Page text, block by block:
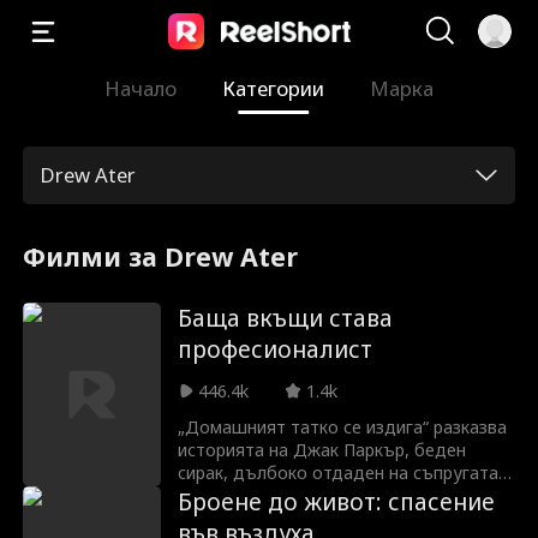
Начало Категории Марка
Drew Ater
Филми за Drew Ater
Баща вкъщи става
професионалист
446.4k
1.4k
„Домашният татко се издига“ разказва
историята на Джак Паркър, беден
сирак, дълбоко отдаден на съпругата и
сина си. За съжаление, семейството на
съпругата му винаги го е неодобрявало
Броене до живот: спасение